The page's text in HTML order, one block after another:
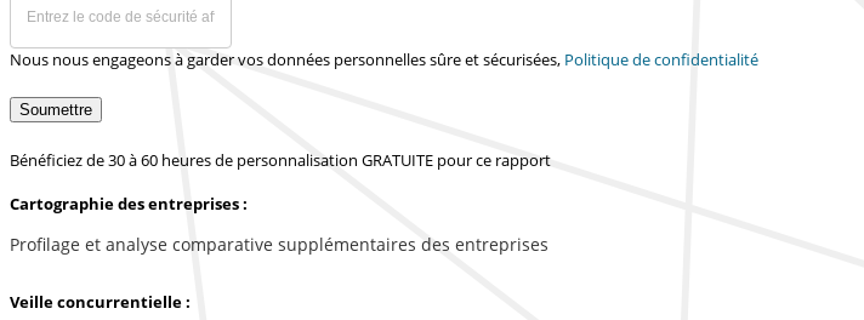
Nous nous engageons à garder vos données personnelles sûre et sécurisées, Politique de confidentialité
Soumettre
Bénéficiez de 30 à 60 heures de personnalisation GRATUITE pour ce rapport
Cartographie des entreprises :
Profilage et analyse comparative supplémentaires des entreprises
Veille concurrentielle :